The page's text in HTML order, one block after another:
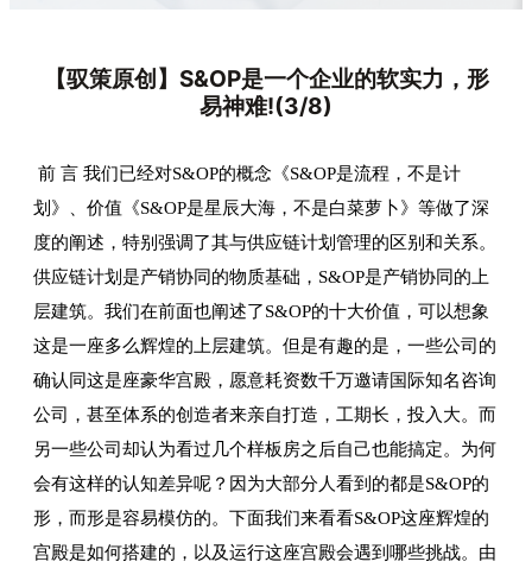
【驭策原创】S&OP是一个企业的软实力，形
易神难!(3/8)
前 言 我们已经对S&OP的概念《S&OP是流程，不是计
划》、价值《S&OP是星辰大海，不是白菜萝卜》等做了深
度的阐述，特别强调了其与供应链计划管理的区别和关系。
供应链计划是产销协同的物质基础，S&OP是产销协同的上
层建筑。我们在前面也阐述了S&OP的十大价值，可以想象
这是一座多么辉煌的上层建筑。但是有趣的是，一些公司的
确认同这是座豪华宫殿，愿意耗资数千万邀请国际知名咨询
公司，甚至体系的创造者来亲自打造，工期长，投入大。而
另一些公司却认为看过几个样板房之后自己也能搞定。为何
会有这样的认知差异呢？因为大部分人看到的都是S&OP的
形，而形是容易模仿的。下面我们来看看S&OP这座辉煌的
宫殿是如何搭建的，以及运行这座宫殿会遇到哪些挑战。由